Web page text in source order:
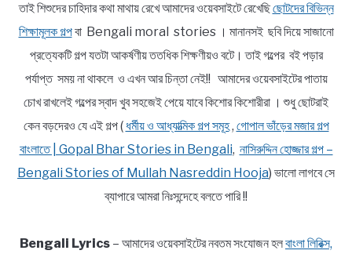
তাই শিশুদের চাহিদার কথা মাথায় রেখে আমাদের ওয়েবসাইটে রেখেছিছোটদের বিভিন্ন
শিক্ষামূলক গল্পবা Bengali moral stories । মানানসই ছবি দিয়ে সাজানো
প্রত্যেকটি গল্প যতটা আকর্ষণীয় ততধিক শিক্ষণীয়ও বটে। তাই গল্পের বই পড়ার
পর্যাপ্ত সময় না থাকলে ও এখন আর চিন্তা নেই!! আমাদের ওয়েবসাইটের পাতায়
চোখ রাখলেই গল্পের স্বাদ খুব সহজেই পেয়ে যাবে কিশোর কিশোরীরা । শুধু ছোটরাই
কেন বড়দেরও যে এই গল্প ( ধর্মীয় ও আধ্যাত্মিক গল্প সমূহ, গোপাল ভাঁড়ের মজার গল্প
বাংলাতে | Gopal Bhar Stories in Bengali, নাসিরুদ্দিন হোজ্জার গল্প –
Bengali Stories of Mullah Nasreddin Hooja) ভালো লাগবে সে
ব্যাপারে আমরা নিঃসন্দেহে বলতে পারি !!
Bengali Lyrics – আমাদের ওয়েবসাইটের নবতম সংযোজন হলবাংলা লিরিক্স,